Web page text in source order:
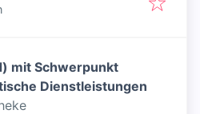
mit Schwerpunkt
Dienstleistungen